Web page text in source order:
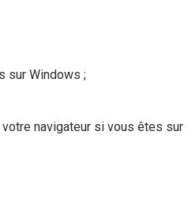
sur Windows ;
navigateur si vous êtes sur